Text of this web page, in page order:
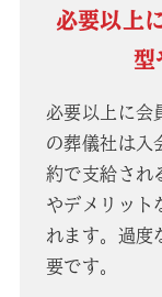
必要以上
型
必要以上に会
の葬儀社は入
約で支給され
やデメリット
れます。過度
要です。